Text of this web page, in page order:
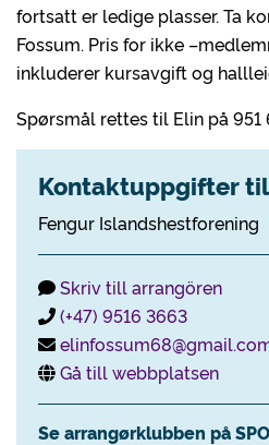
fortsatt er ledige plasser. Ta
Fossum. Pris for ikke
inkluderer kursavgift og
Spørsmål rettes til Elin på 951
Kontaktuppgifter
Fengur Islandshestforening
Skriv till arrangören
(+47) 9516 3663
Gå till webbplatsen
Se arrangørklubben på